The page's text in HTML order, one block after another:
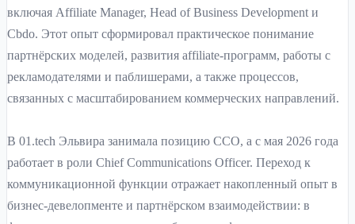
включая Affiliate Manager, Head of Business Development и
Cbdo. Этот опыт сформировал практическое понимание
партнёрских моделей, развития affiliate-программ, работы с
рекламодателями и паблишерами, а также процессов,
связанных с масштабированием коммерческих направлений.
В 01.tech Эльвира занимала позицию CCO, а с мая 2026 года
работает в роли Chief Communications Officer. Переход к
коммуникационной функции отражает накопленный опыт в
бизнес-девелопменте и партнёрском взаимодействии: в